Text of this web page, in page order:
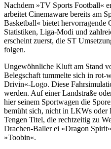
Nachdem »TV Sports Football«
arbeitet Cinemaware bereits am
Basketball« bietet hervorragende
Statistiken, Liga-Modi und
erscheint zuerst, die ST
folgen.
Ungewöhnliche Kluft am Stand
Belegschaft tummelte sich in rot-
Drivin«-Logo. Diese
werden. Auf einer Landstraße
hier seinem Sportwagen die
bemüht sich, nicht in LKWs oder
Tengen Titel, die rechtzeitig zu
Drachen-Baller ei »Dragon
»Toobin«.